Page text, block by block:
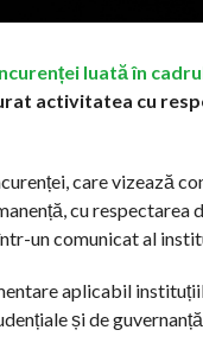
luată în
activitatea cu
care vizează
cu respectarea
un comunicat al
aplicabil
și de